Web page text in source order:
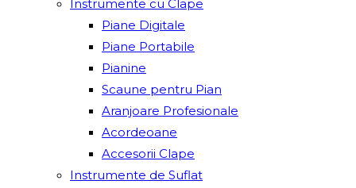
Instrumente cu Clape
Piane Digitale
Piane Portabile
Pianine
Scaune pentru Pian
Aranjoare Profesionale
Acordeoane
Accesorii Clape
Instrumente de Suflat